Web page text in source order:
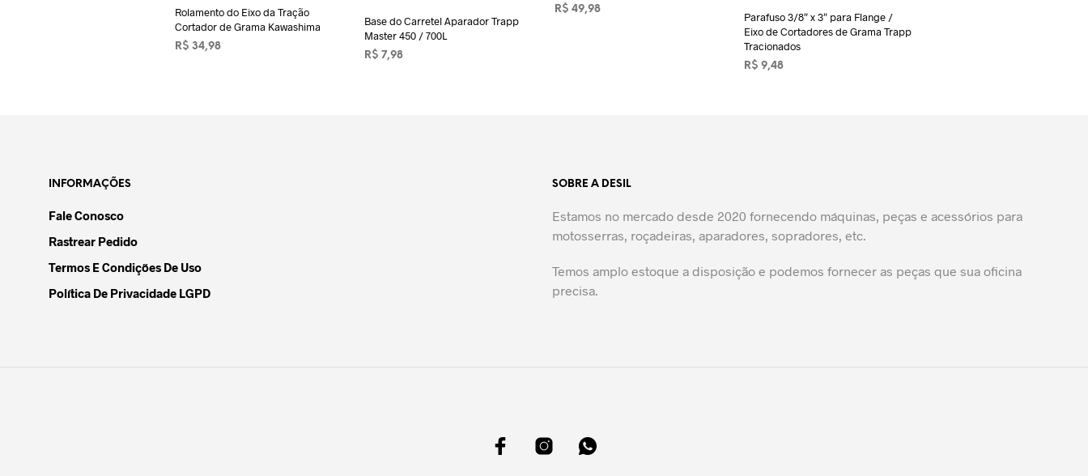
Rolamento do Eixo da Tração
Cortador de Grama Kawashima
R$ 34,98
Base do Carretel Aparador Trapp
Master 450 / 700L
R$ 7,98
R$ 49,98
Parafuso 3/8″ x 3″ para Flange /
Eixo de Cortadores de Grama Trapp
Tracionados
R$ 9,48
INFORMAÇÕES
Fale Conosco
Rastrear Pedido
Termos E Condições De Uso
Política De Privacidade LGPD
SOBRE A DESIL
Estamos no mercado desde 2020 fornecendo máquinas, peças e acessórios para
motosserras, roçadeiras, aparadores, sopradores, etc.
Temos amplo estoque a disposição e podemos fornecer as peças que sua oficina
precisa.